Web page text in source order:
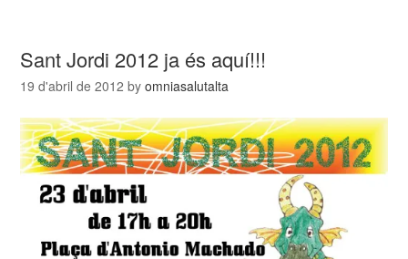
Sant Jordi 2012 ja és aquí!!!
19 d'abril de 2012 byomniasalutalta